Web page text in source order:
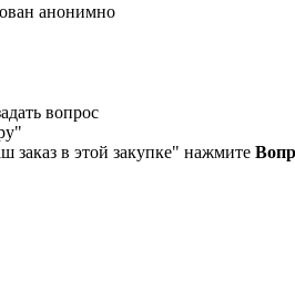
анонимно
вопрос
заказ в этой закупке" нажмите